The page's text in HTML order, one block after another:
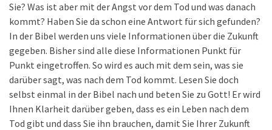
Sie? Was ist aber mit der Angst vor dem Tod und was danach
kommt? Haben Sie da schon eine Antwort für sich gefunden?
In der Bibel werden uns viele Informationen über die Zukunft
gegeben. Bisher sind alle diese Informationen Punkt für
Punkt eingetroffen. So wird es auch mit dem sein, was sie
darüber sagt, was nach dem Tod kommt. Lesen Sie doch
selbst einmal in der Bibel nach und beten Sie zu Gott! Er wird
Ihnen Klarheit darüber geben, dass es ein Leben nach dem
Tod gibt und dass Sie ihn brauchen, damit Sie Ihrer Zukunft